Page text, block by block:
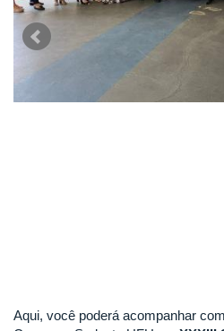
Aqui, você poderá acompanhar